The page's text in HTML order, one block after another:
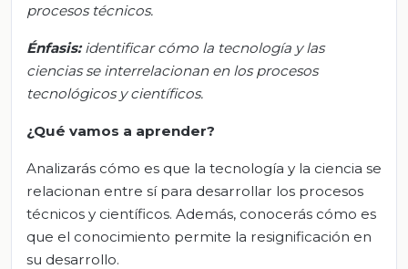
procesos técnicos.
Énfasis:identificar cómo la tecnología y las
ciencias se interrelacionan en los procesos
tecnológicos y científicos.
¿Qué vamos a aprender?
Analizarás cómo es que la tecnología y la ciencia se
relacionan entre sí para desarrollar los procesos
técnicos y científicos. Además, conocerás cómo es
que el conocimiento permite la resignificación en
su desarrollo.